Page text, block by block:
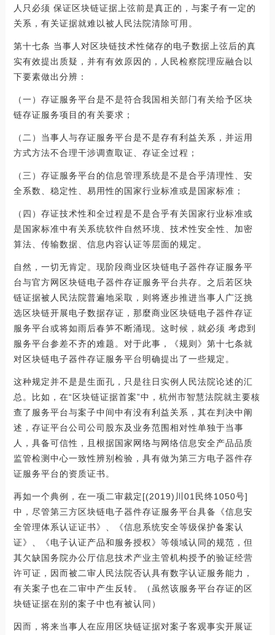
人只必须 保证区块链证据上弦前是真正的，与案子有一定的
关系，有关证据就难以被人民法院清除可用。
第十七条 当事人对区块链技术性储存的电子数据上弦后的真
实有效提出质疑，并有有效原因的，人民检察院理应融合以
下要素做出分辨：
（一）存证服务平台是不是符合我国相关部门有关给予区块
链存证服务项目的有关要求；
（二）当事人与存证服务平台是不是存有利益关系，并运用
方式方法不合理干涉调查取证、存证全过程；
（三）存证服务平台的信息管理系统是不是合乎清理性、安
全系数、稳定性、易用性的国家行业标准或是国家标准；
（四）存证技术性和全过程是不是合乎有关国家行业标准或
是国家标准中有关系统软件自然环境、技术性安全性、加密
算法、传输数据、信息内容认证等层面的规定。
自然，一切无肯定。现阶段商业区块链电子器件存证服务平
台与官方网区块链电子器件存证服务平台共存。之后若区块
链证据被人民法院普遍地采取，则将逐步推进当事人广泛挑
选区块链开展电子数据存证，那麼商业区块链电子器件存证
服务平台或将如雨后春笋不断涌现。这时候，就必须 考虑到
服务平台参差不齐的难题。对于此事，《规则》第十七条就
对区块链电子器件存证服务平台明确提出了一些规定。
这种规定并不是是生面孔，只是往日实例人民法院论述的汇
总。比如，在“区块链证据首案”中，杭州市智慧法院就主要核
查了服务平台与案子中间中有没有利益关系，其在判决中阐
述，存证平台公司公司股东及业务范围相对性单独于当事
人，具备可信性，且根据国家网络与网络信息安全产品品质
监管检测中心一致性辨别检验，具有做为第三方电子器件存
证服务平台的资质证书。
再如一个典例，在一项二审裁定[(2019)川01民终1050号]
中，尽管第三方区块链电子器件存证服务平台具备《信息安
全管理体系认证证书》、《信息系统安全等级保护备案认
证》、《电子认证产品和服务授权》等领域认同的规范，但
其欠缺国务院办公厅信息技术产业主管机构授予的验证经营
许可证，因而被二审人民法院否认具有数字认证服务能力，
有关案子也在二审中产生反转。（虽然该服务平台存证的区
块链证据在别的案子中也有被认同）
因而，将来当事人在应用区块链证据对案子客观事实开展证